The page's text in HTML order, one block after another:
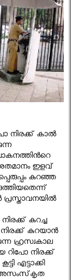
നിരക്ക് കാല്‍
ശതമാനം ഇളവ്
കുറഞ്ഞ
കുറച്ച
കുറയാന്‍
ഹ്രസ്വകാല
നിരക്ക്
എട്ടാക്കി
അസംസ്‌കൃത